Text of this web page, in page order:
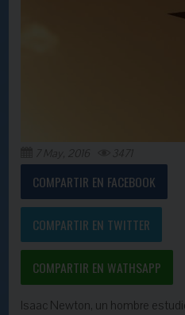
7 May, 2016 3471
COMPARTIR EN FACEBOOK
COMPARTIR EN TWITTER
COMPARTIR EN WATHSAPP
Isaac Newton, un hombre